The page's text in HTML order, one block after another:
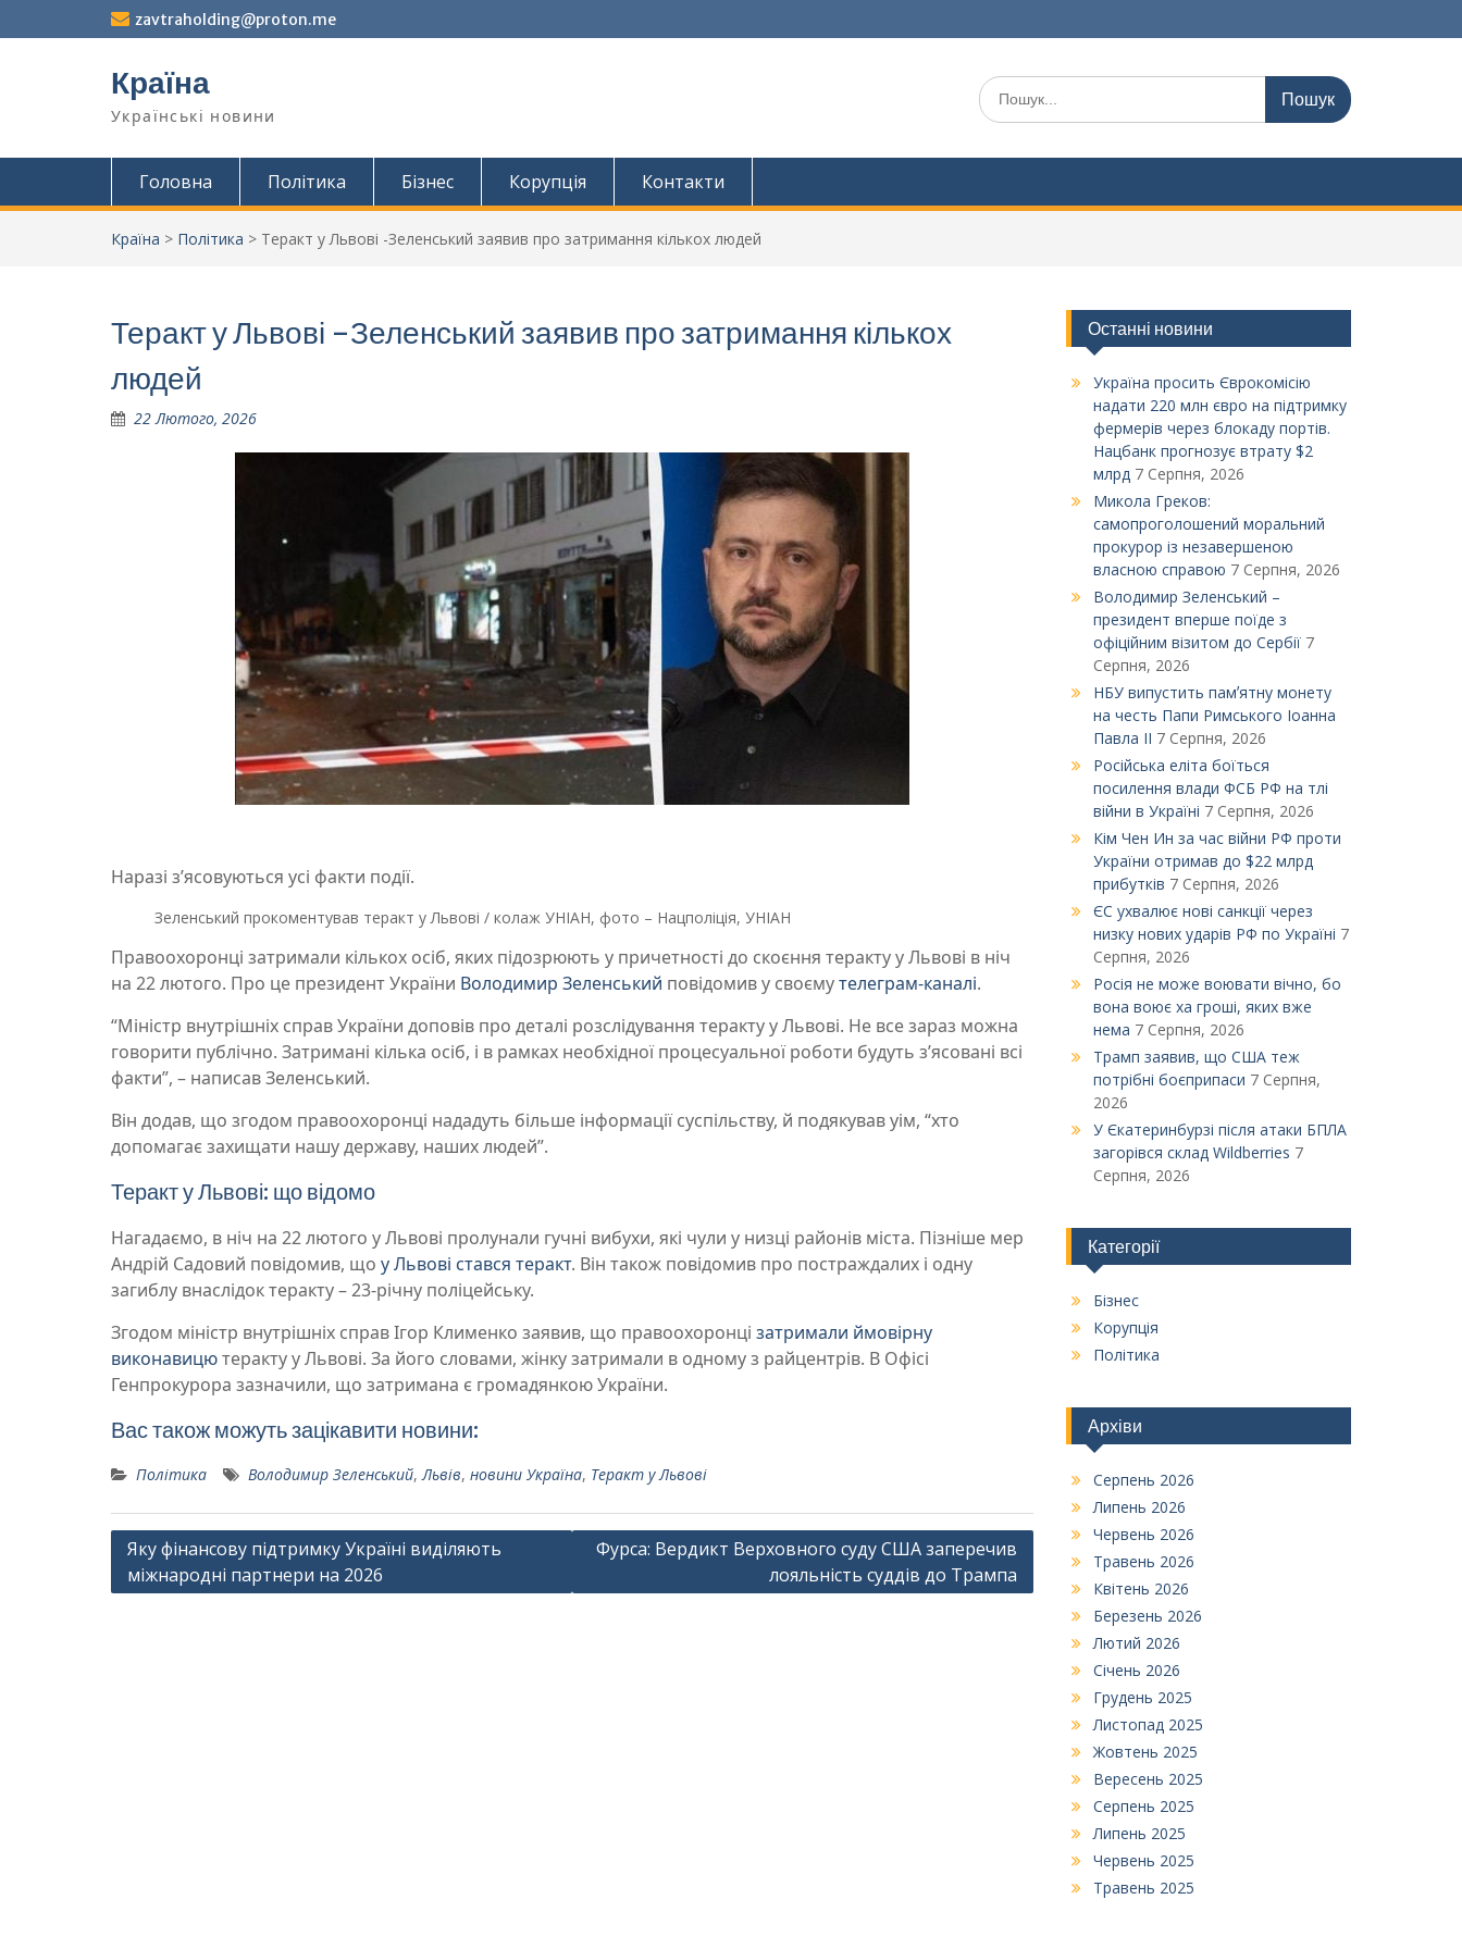
до
zavtraholding@proton.me
Країна
Українські новини
Шукати:
Головна Політика Бізнес Корупція Контакти
Країна > Політика > Теракт у Львові -Зеленський заявив про затримання кількох людей
Теракт у Львові -Зеленський заявив про затримання кількох
людей
22 Лютого, 2026
Наразі зʼясовуються усі факти події.
Зеленський прокоментував теракт у Львові / колаж УНІАН, фото – Нацполіція, УНІАН
Правоохоронці затримали кількох осіб, яких підозрюють у причетності до скоєння теракту у Львові в ніч
на 22 лютого. Про це президент України Володимир Зеленський повідомив у своємутелеграм-каналі.
“Міністр внутрішніх справ України доповів про деталі розслідування теракту у Львові. Не все зараз можна
говорити публічно. Затримані кілька осіб, і в рамках необхідної процесуальної роботи будуть з’ясовані всі
факти”, – написав Зеленський.
Він додав, що згодом правоохоронці нададуть більше інформації суспільству, й подякував уім, “хто
допомагає захищати нашу державу, наших людей”.
Теракт у Львові: що відомо
Нагадаємо, в ніч на 22 лютого у Львові пролунали гучні вибухи, які чули у низці районів міста. Пізніше мер
Андрій Садовий повідомив, що у Львові стався теракт. Він також повідомив про постраждалих і одну
загиблу внаслідок теракту – 23-річну поліцейську.
Згодом міністр внутрішніх справ Ігор Клименко заявив, що правоохоронці затримали ймовірну
виконавицютеракту у Львові. За його словами, жінку затримали в одному з райцентрів. В Офісі
Генпрокурора зазначили, що затримана є громадянкою України.
Вас також можуть зацікавити новини:
Політика Володимир Зеленський,Львів, новини Україна, Теракт у Львові
Навігація
записів
Яку фінансову підтримку Україні виділяють
міжнародні партнери на 2026
Фурса: Вердикт Верховного суду США заперечив
лояльність суддів до Трампа
Останні новини
Україна просить Єврокомісію
надати 220 млн євро на підтримку
фермерів через блокаду портів.
Нацбанк прогнозує втрату $2
млрд 7 Серпня, 2026
Микола Греков:
самопроголошений моральний
прокурор із незавершеною
власною справою 7 Серпня, 2026
Володимир Зеленський –
президент вперше поїде з
офіційним візитом до Сербії 7
Серпня, 2026
НБУ випустить памʼятну монету
на честь Папи Римського Іоанна
Павла ІІ 7 Серпня, 2026
Російська еліта боїться
посилення влади ФСБ РФ на тлі
війни в Україні 7 Серпня, 2026
Кім Чен Ин за час війни РФ проти
України отримав до $22 млрд
прибутків 7 Серпня, 2026
ЄС ухвалює нові санкції через
низку нових ударів РФ по Україні 7
Серпня, 2026
Росія не може воювати вічно, бо
вона воює ха гроші, яких вже
нема 7 Серпня, 2026
Трамп заявив, що США теж
потрібні боєприпаси 7 Серпня,
2026
У Єкатеринбурзі після атаки БПЛА
загорівся склад Wildberries 7
Серпня, 2026
Категорії
Бізнес
Корупція
Політика
Архіви
Серпень 2026
Липень 2026
Червень 2026
Травень 2026
Квітень 2026
Березень 2026
Лютий 2026
Січень 2026
Грудень 2025
Листопад 2025
Жовтень 2025
Вересень 2025
Серпень 2025
Липень 2025
Червень 2025
Травень 2025